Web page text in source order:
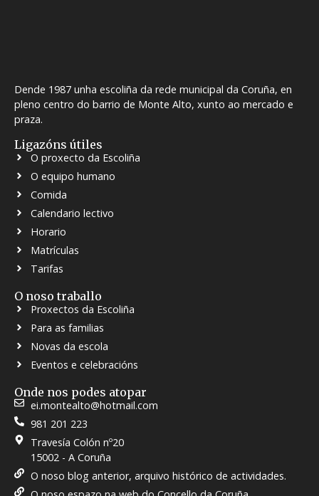
Dende 1987 unha escoliña da rede municipal da Coruña, en
pleno centro do barrio de Monte Alto, xunto ao mercado e
praza.
Ligazóns útiles
O proxecto da Escoliña
O equipo humano
Comida
Calendario lectivo
Horario
Matrículas
Tarifas
O noso traballo
Proxectos da Escoliña
Para as familias
Novas da escola
Eventos e celebracións
Onde nos podes atopar
ei.montealto@hotmail.com
981 201 223
Travesía Colón nº20
15002 - A Coruña
O noso blog anterior, arquivo histórico de actividades.